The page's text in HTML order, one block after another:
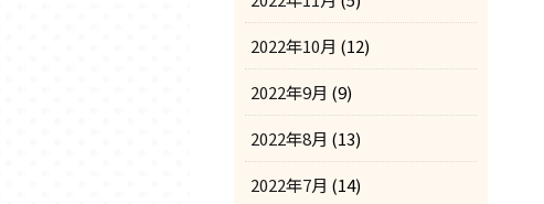
2022年10月 (12)
2022年9月 (9)
2022年8月 (13)
2022年7月 (14)